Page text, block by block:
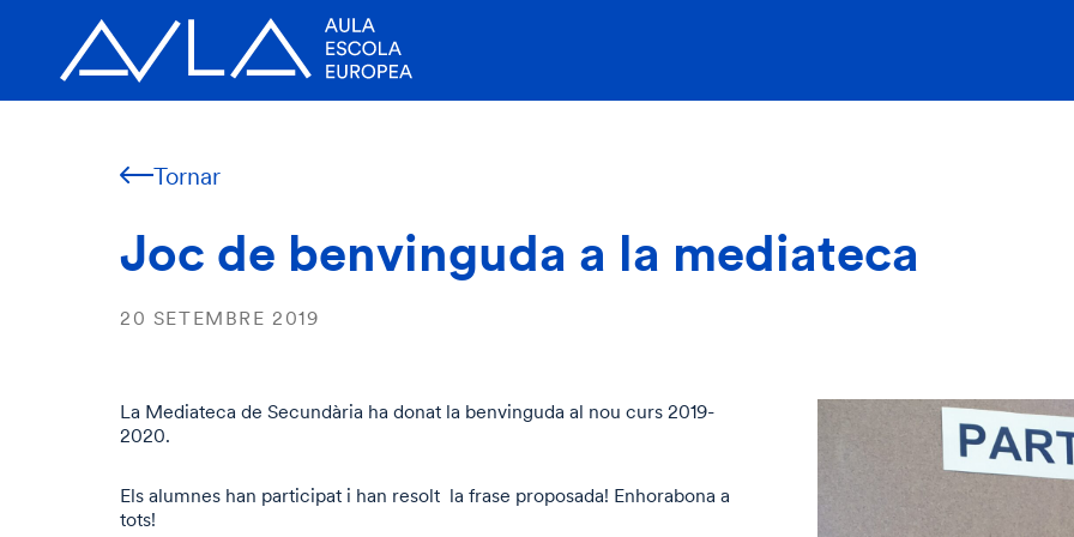
Tornar
Joc de benvinguda a la mediateca
20 SETEMBRE 2019
La Mediateca de Secundària ha donat la benvinguda al nou curs 2019-
2020.
Els alumnes han participat i han resolt la frase proposada! Enhorabona a
tots!